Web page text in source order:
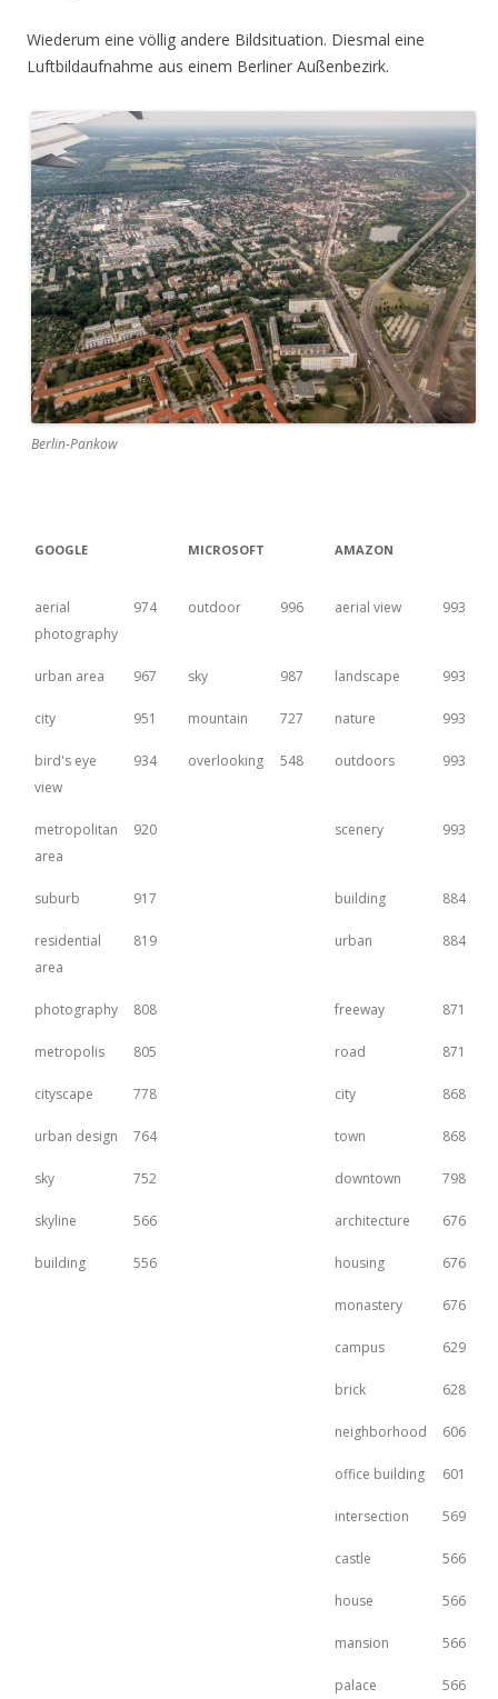
Wiederum eine völlig andere Bildsituation. Diesmal eine
Luftbildaufnahme aus einem Berliner Außenbezirk.
Berlin-Pankow
GOOGLE MICROSOFT AMAZON
aerial
photography
974 outdoor 996 aerial view 993
urban area 967 sky 987 landscape 993
city 951 mountain 727 nature 993
bird's eye
view
934 overlooking 548 outdoors 993
metropolitan
area
920 scenery 993
suburb 917 building 884
residential
area
819 urban 884
photography 808 freeway 871
metropolis 805 road 871
cityscape 778 city 868
urban design 764 town 868
sky 752 downtown 798
skyline 566 architecture 676
building 556 housing 676
monastery 676
campus 629
brick 628
neighborhood 606
office building 601
intersection 569
castle 566
house 566
mansion 566
palace 566